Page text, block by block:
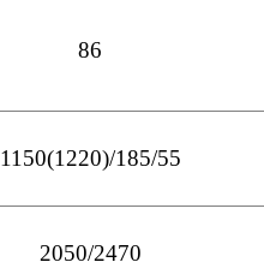
86
1150(1220)/185/55
2050/2470